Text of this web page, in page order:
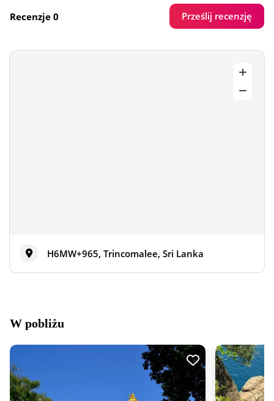
Recenzje 0 Prześlij recenzję
H6MW+965, Trincomalee, Sri Lanka
W pobliżu